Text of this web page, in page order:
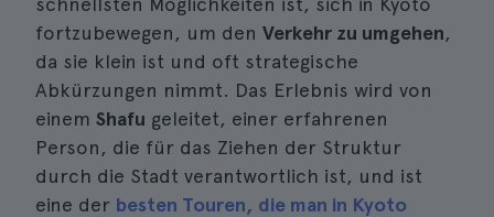
fortzubewegen, um den Verkehr zu umgehen,
da sie klein ist und oft strategische
Abkürzungen nimmt. Das Erlebnis wird von
einem Shafu geleitet, einer erfahrenen
Person, die für das Ziehen der Struktur
durch die Stadt verantwortlich ist, und ist
eine der besten Touren, die man in Kyoto